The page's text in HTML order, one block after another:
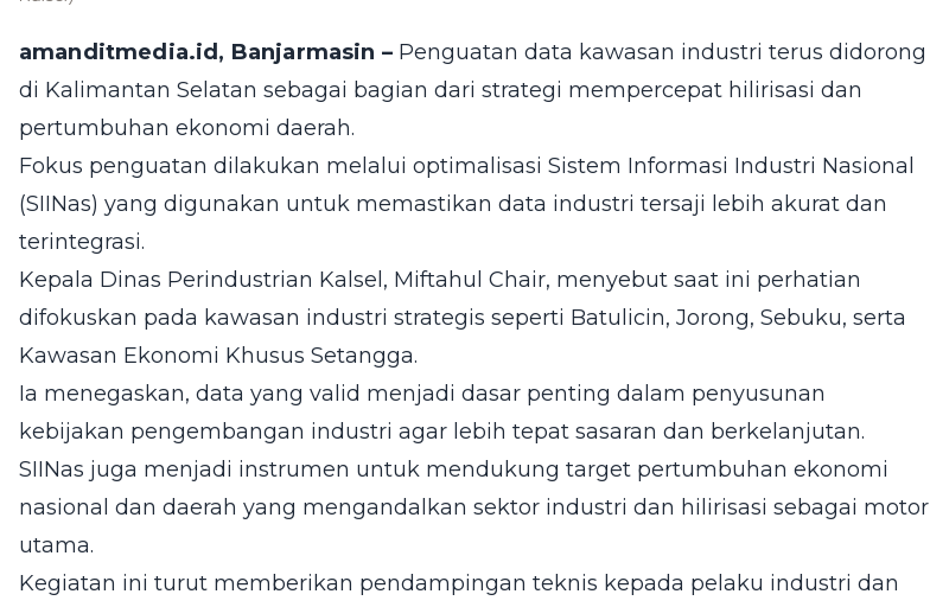
amanditmedia.id, Banjarmasin –Penguatan data kawasan industri terus didorong
di Kalimantan Selatan sebagai bagian dari strategi mempercepat hilirisasi dan
pertumbuhan ekonomi daerah.
Fokus penguatan dilakukan melalui optimalisasi Sistem Informasi Industri Nasional
(SIINas) yang digunakan untuk memastikan data industri tersaji lebih akurat dan
terintegrasi.
Kepala Dinas Perindustrian Kalsel, Miftahul Chair, menyebut saat ini perhatian
difokuskan pada kawasan industri strategis seperti Batulicin, Jorong, Sebuku, serta
Kawasan Ekonomi Khusus Setangga.
Ia menegaskan, data yang valid menjadi dasar penting dalam penyusunan
kebijakan pengembangan industri agar lebih tepat sasaran dan berkelanjutan.
SIINas juga menjadi instrumen untuk mendukung target pertumbuhan ekonomi
nasional dan daerah yang mengandalkan sektor industri dan hilirisasi sebagai motor
utama.
Kegiatan ini turut memberikan pendampingan teknis kepada pelaku industri dan